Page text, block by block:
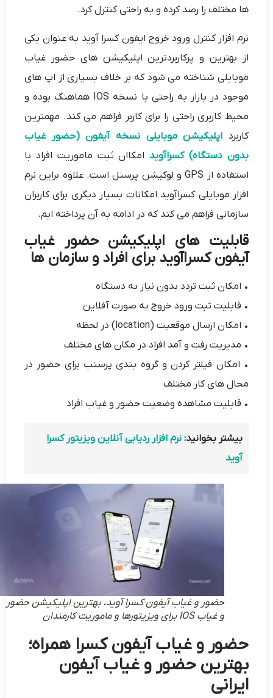
ها مختلف را رصد کرده و به راحتی کنترل کرد.
نرم افزار کنترل ورود خروج ایفون کسرا آوید به عنوان یکی
از بهترین و پرکاربردترین اپلیکیشن های حضور غیاب
موبایلی شناخته می شود که بر خلاف بسیاری از اپ های
موجود در بازار به راحتی با نسخه IOS هماهنگ بوده و
محیط کاربری راحتی را برای کاربر فراهم می کند. مهمترین
کاربرد اپلیکیشن موبایلی نسخه آیفون (حضور غیاب
بدون دستگاه) کسراآویدامکاان ثبت ماموریت افراد با
استفاده از GPS و لوکیشن پرسنل است. علاوه براین نرم
افزار موبایلی کسراآوید امکانات بسیار دیگری برای کاربران
سازمانی فراهم می کند که در ادامه به آن پرداخته ایم.
قابلیت های اپلیکیشن حضور غیاب
آیفون کسراآوید برای افراد و سازمان ها
• امکان ثبت تردد بدون نیاز به دستگاه
• قابلیت ثبت ورود خروج به صورت آفلاین
• امکان ارسال موقعیت (location) در لحظه
• مدیریت رفت و آمد افراد در مکان های مختلف
• امکان فیلتر کردن و گروه بندی پرسنب برای حضور در
محال های کار مختلف
• قابلیت مشاهده وضعیت حضور و غیاب افراد
بیشتر بخوانید: نرم افزار ردیابی آنلاین ویزیتور کسرا
آوید
حضور و غیاب آیفون کسرا آوید، بهترین اپلیکیشن حضور
و غیاب IOS برای ویزیتورها و ماموریت کارمندان
حضور و غیاب آیفون کسرا همراه؛
بهترین حضور و غیاب آیفون
ایرانی